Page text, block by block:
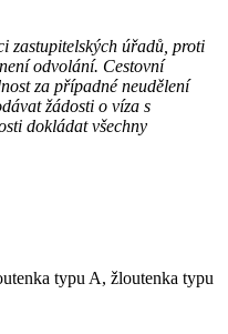
zastupitelských úřadů, proti
odvolání. Cestovní
za případné neudělení
žádosti o víza s
dokládat všechny
typu A, žloutenka typu